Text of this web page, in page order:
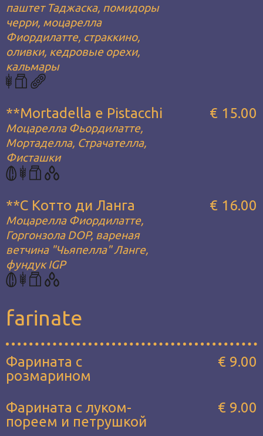
паштет Таджаска, помидоры
черри, моцарелла
Фиордилатте, страккино,
оливки, кедровые орехи,
кальмары
**Mortadella e Pistacchi
Моцарелла Фьордилатте,
Мортаделла, Страчателла,
Фисташки
€ 15.00
**С Котто ди Ланга
Моцарелла Фиордилатте,
Горгонзола DOP, вареная
ветчина "Чьяпелла" Ланге,
фундук IGP
€ 16.00
farinate
Фарината с
розмарином
€ 9.00
Фарината с луком-
пореем и петрушкой
€ 9.00